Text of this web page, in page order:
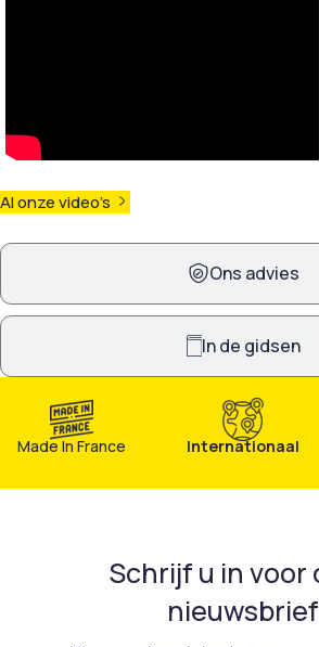
zonder risico op aantasting
van coatings of het
middel dringt diep in de porie-
oorspronkelijke uiterlijk van
de gevel en verlengt
het bouwmateriaal. SCALP
FACANET PAE is geschikt
natuursteen, baksteen,
beton, vezelcement,
hydraulisch pleisterwerk en
bouwonderhoud: chloorvrij,
VOC-vrij, laag in geur en
zonder natronloog of potas.
op
Ons advies
In de gidsen
Al onze video's
Made In France Internationaal
Schrijf u in voor
nieuwsbrief